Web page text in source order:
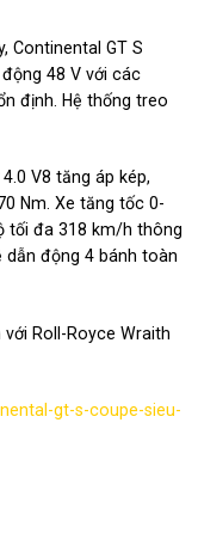
Continental GT S
48 V với các
định. Hệ thống treo
V8 tăng áp kép,
Nm. Xe tăng tốc 0-
tối đa 318 km/h thông
dẫn động 4 bánh toàn
Roll-Royce Wraith
gt-s-coupe-sieu-